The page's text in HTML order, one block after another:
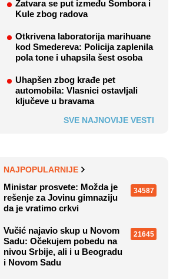
Zatvara se put između Sombora i
Kule zbog radova
Otkrivena laboratorija marihuane
kod Smedereva: Policija zaplenila
pola tone i uhapsila šest osoba
Uhapšen zbog krađe pet
automobila: Vlasnici ostavljali
ključeve u bravama
SVE NAJNOVIJE VESTI
NAJPOPULARNIJE
Ministar prosvete: Možda je
rešenje za Jovinu gimnaziju
da je vratimo crkvi
34587
Vučić najavio skup u Novom
Sadu: Očekujem pobedu na
nivou Srbije, ali i u Beogradu
i Novom Sadu
21645